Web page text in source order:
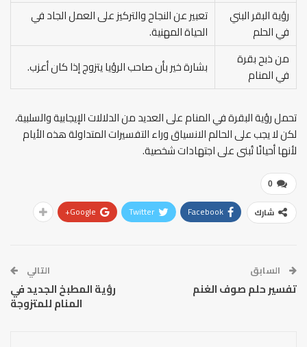
رؤية البقر البني
في الحلم
تعبير عن النجاح والتركيز على العمل الجاد في
الحياة المهنية.
من ذبح بقرة
في المنام
بشارة خير بأن صاحب الرؤيا يتزوج إذا كان أعزب.
تحمل رؤية البقرة في المنام على العديد من الدلالات الإيجابية والسلبية،
لكن لا يجب على الحالم الانسياق وراء التفسيرات المتداولة هذه الأيام
لأنها أحيانًا تُبنى على اجتهادات شخصية.
0
شارك Facebook
Twitter
Google+
السابق
تفسير حلم صوف الغنم
التالي
رؤية المطبخ الجديد في
المنام للمتزوجة